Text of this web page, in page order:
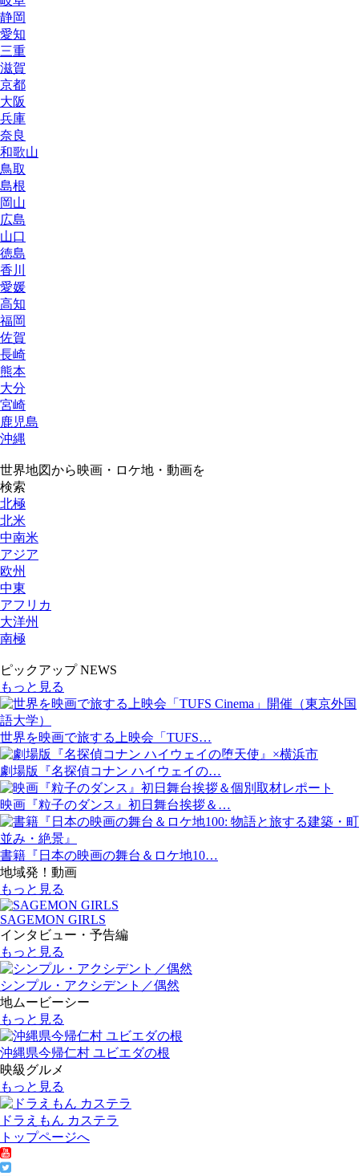
静岡
愛知
三重
滋賀
京都
大阪
兵庫
奈良
和歌山
鳥取
島根
岡山
広島
山口
徳島
香川
愛媛
高知
福岡
佐賀
長崎
熊本
大分
宮崎
鹿児島
沖縄
世界地図から映画・ロケ地・動画を
検索
北極
北米
中南米
アジア
欧州
中東
アフリカ
大洋州
南極
ピックアップ NEWS
もっと見る
世界を映画で旅する上映会「TUFS…
劇場版『名探偵コナン ハイウェイの…
映画『粒子のダンス』初日舞台挨拶＆…
書籍『日本の映画の舞台＆ロケ地10…
地域発！動画
もっと見る
SAGEMON GIRLS
インタビュー・予告編
もっと見る
シンプル・アクシデント／偶然
地ムービーシー
もっと見る
沖縄県今帰仁村 ユビエダの根
映級グルメ
もっと見る
ドラえもん カステラ
トップページへ